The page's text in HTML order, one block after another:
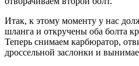
Итак, к этому моменту у нас
шланга и откручены оба болта
Теперь снимаем карбюратор,
дроссельной заслонки и